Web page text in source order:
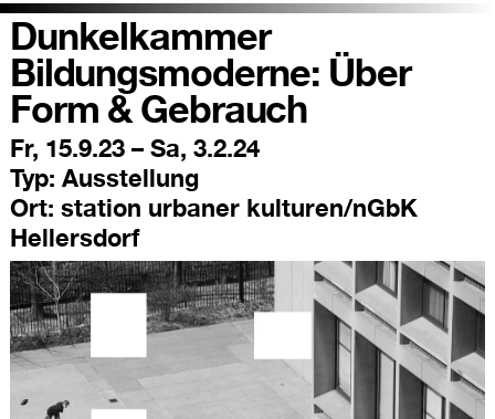
Dunkelkammer
Bildungsmoderne: Über
Form & Gebrauch
Fr, 15.9.23 – Sa, 3.2.24
Typ: Ausstellung
Ort: station urbaner kulturen/nGbK
Hellersdorf